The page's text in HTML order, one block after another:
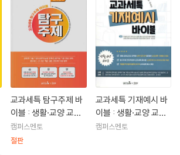
교과세특 탐구주제 바
이블 : 생활·교양 교과
군 1
캠퍼스멘토
절판
교과세특 기재예시 바
이블 : 생활·교양 교과
군
캠퍼스멘토